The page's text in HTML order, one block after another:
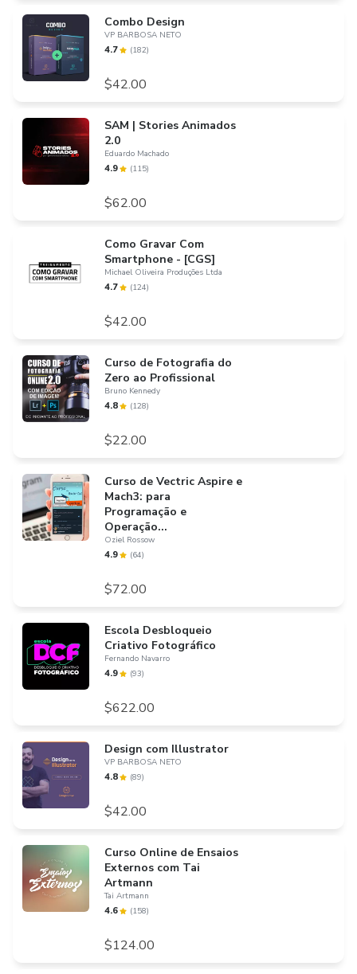
Combo Design
VP BARBOSA NETO
4.7 (182)
$42.00
SAM | Stories Animados
2.0
Eduardo Machado
4.9 (115)
$62.00
Como Gravar Com
Smartphone - [CGS]
Michael Oliveira Produções Ltda
4.7 (124)
$42.00
Curso de Fotografia do
Zero ao Profissional
Bruno Kennedy
4.8 (128)
$22.00
Curso de Vectric Aspire e
Mach3: para
Programação e
Operação...
Oziel Rossow
4.9 (64)
$72.00
Escola Desbloqueio
Criativo Fotográfico
Fernando Navarro
4.9 (93)
$622.00
Design com Illustrator
VP BARBOSA NETO
4.8 (89)
$42.00
Curso Online de Ensaios
Externos com Tai
Artmann
Tai Artmann
4.6 (158)
$124.00